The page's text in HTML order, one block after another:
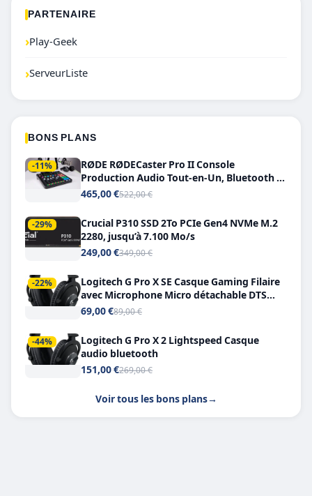
PARTENAIRE
›Play-Geek
›ServeurListe
BONS PLANS
-11%
RØDE RØDECaster Pro II Console
Production Audio Tout-en-Un, Bluetooth et
Double USB-C
465,00 €522,00 €
-29%
Crucial P310 SSD 2To PCIe Gen4 NVMe M.2
2280, jusqu’à 7.100 Mo/s
249,00 €349,00 €
-22%
Logitech G Pro X SE Casque Gaming Filaire
avec Microphone Micro détachable DTS
Headphone X 7.1
69,00 €89,00 €
-44%
Logitech G Pro X 2 Lightspeed Casque
audio bluetooth
151,00 €269,00 €
Voir tous les bons plans→